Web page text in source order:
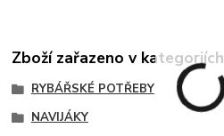
Zboží zařazeno v kategoriích
RYBÁŘSKÉ POTŘEBY
NAVIJÁKY